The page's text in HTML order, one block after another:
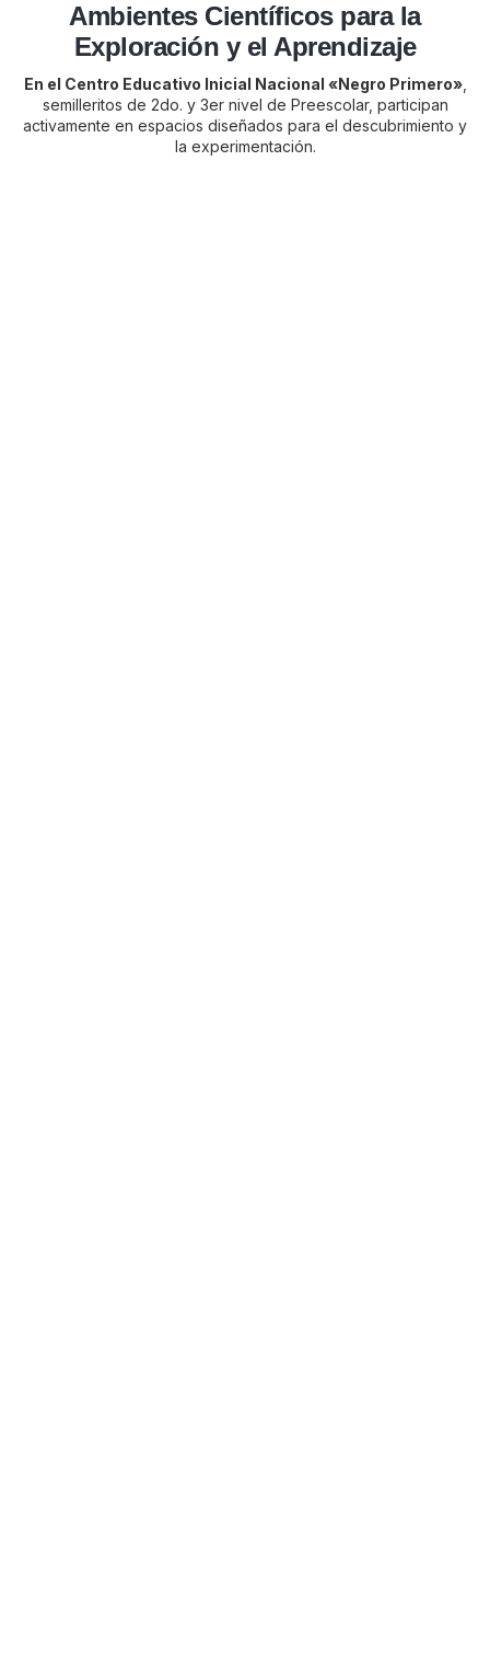
Ambientes Científicos para la
Exploración y el Aprendizaje
En el Centro Educativo Inicial Nacional «Negro Primero»,
semilleritos de 2do. y 3er nivel de Preescolar, participan
activamente en espacios diseñados para el descubrimiento y
la experimentación.